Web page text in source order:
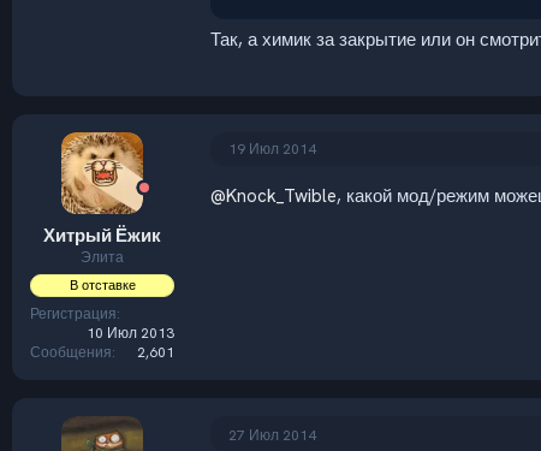
Так, а химик за закрытие или он
Хитрый Ёжик
Элита
В отставке
Регистрация
10 Июл 2013
Сообщения
2,601
19 Июл 2014
@Knock_Twible, какой мод/режим
27 Июл 2014